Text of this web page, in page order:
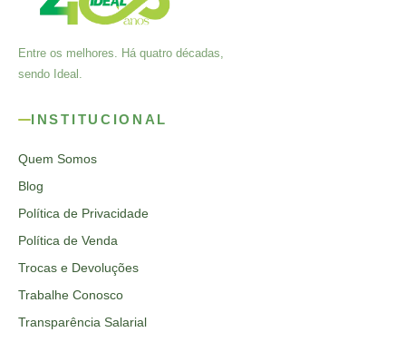
Entre os melhores. Há quatro décadas,
sendo Ideal.
INSTITUCIONAL
Quem Somos
Blog
Política de Privacidade
Política de Venda
Trocas e Devoluções
Trabalhe Conosco
Transparência Salarial